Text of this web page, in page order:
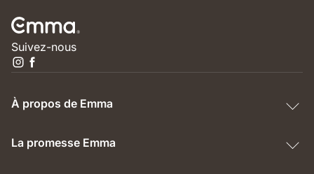
Suivez-nous
À propos de Emma
La promesse Emma